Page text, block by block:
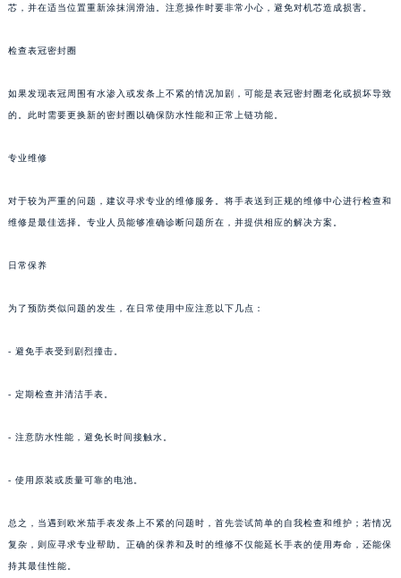
芯，并在适当位置重新涂抹润滑油。注意操作时要非常小心，避免对机芯造成损害。
检查表冠密封圈
如果发现表冠周围有水渗入或发条上不紧的情况加剧，可能是表冠密封圈老化或损坏导致
的。此时需要更换新的密封圈以确保防水性能和正常上链功能。
专业维修
对于较为严重的问题，建议寻求专业的维修服务。将手表送到正规的维修中心进行检查和
维修是最佳选择。专业人员能够准确诊断问题所在，并提供相应的解决方案。
日常保养
为了预防类似问题的发生，在日常使用中应注意以下几点：
- 避免手表受到剧烈撞击。
- 定期检查并清洁手表。
- 注意防水性能，避免长时间接触水。
- 使用原装或质量可靠的电池。
总之，当遇到欧米茄手表发条上不紧的问题时，首先尝试简单的自我检查和维护；若情况
复杂，则应寻求专业帮助。正确的保养和及时的维修不仅能延长手表的使用寿命，还能保
持其最佳性能。